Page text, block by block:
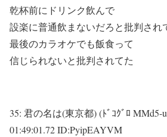
乾杯前にドリンク飲んで
設楽に普通飲まないだろと批判され
最後のカラオケでも飯食って
信じられないと批判されてた
35: 君の名は(東京都) (ﾄﾞｺｸﾞﾛ MMd5-
01:49:01.72 ID:PyipEAYVM